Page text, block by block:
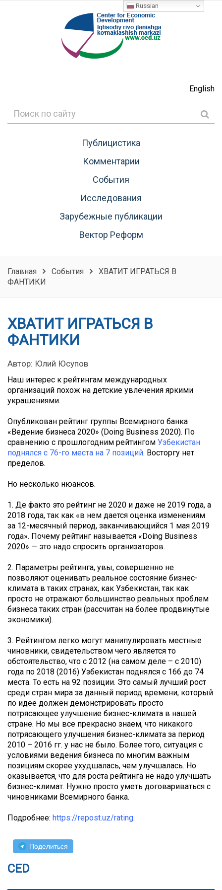
English
Публицистика
Комментарии
События
Исследования
Зарубежные публикации
Вектор Реформ
Главная События
ХВАТИТ ИГРАТЬСЯ В
ФАНТИКИ
ХВАТИТ ИГРАТЬСЯ В
ФАНТИКИ
Автор: Юлий Юсупов
Наш интерес к рейтингам международных
организаций похож на детские увлечения яркими
украшениями.
Опубликован рейтинг группы Всемирного банка
«Ведение бизнеса 2020» (Doing Business 2020). По
сравнению с прошлогодним рейтингом Узбекистан
поднялся с 76-го места на 7 позиций. Восторгу нет
пределов.
Но несколько нюансов.
1. Де факто это рейтинг не 2020 и даже не 2019 года, а
2018 года, так как «в нем дается оценка изменениям
за 12-месячный период, заканчивающийся 1 мая 2019
года». Почему рейтинг называется «Doing Business
2020» — это надо спросить организаторов.
2. Параметры рейтинга, увы, совершенно не
позволяют оценивать реальное состояние бизнес-
климата в таких странах, как Узбекистан, так как
просто не отражают большинство реальных проблем
бизнеса таких стран (рассчитан на более продвинутые
экономики).
3. Рейтингом легко могут манипулировать местные
чиновники, свидетельством чего является то
обстоятельство, что с 2012 (на самом деле – с 2010)
года по 2018 (2016) Узбекистан поднялся с 166 до 74
места. То есть на 92 позиции. Это самый лучший рост
среди стран мира за данный период времени, который
по идее должен демонстрировать просто
потрясающее улучшение бизнес-климата в нашей
стране. Но мы все прекрасно знаем, что никакого
потрясающего улучшения бизнес-климата за период
2010 – 2016 гг. у нас не было. Более того, ситуация с
условиями ведения бизнеса по многим важным
позициям скорее ухудшалась, чем улучшалась. Но
оказывается, что для роста рейтинга не надо улучшать
бизнес-климат. Нужно просто уметь договариваться с
чиновниками Всемирного банка.
Подробнее: https://repost.uz/rating.
Поделиться
CED
Russian